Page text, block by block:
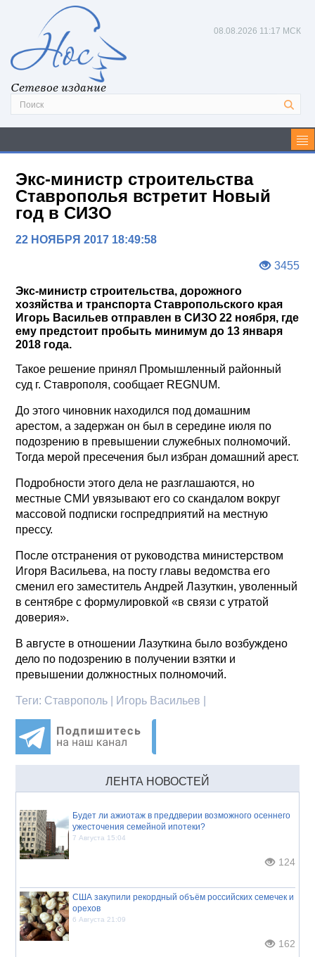
Сетевое издание
08.08.2026 11:17 МСК
Экс-министр строительства
Ставрополья встретит Новый
год в СИЗО
22 НОЯБРЯ 2017 18:49:58
3455
Экс-министр строительства, дорожного
хозяйства и транспорта Ставропольского края
Игорь Васильев отправлен в СИЗО 22 ноября, где
ему предстоит пробыть минимум до 13 января
2018 года.
Такое решение принял Промышленный районный
суд г. Ставрополя, сообщает REGNUM.
До этого чиновник находился под домашним
арестом, а задержан он был в середине июля по
подозрению в превышении служебных полномочий.
Тогда мерой пресечения был избран домашний арест.
Подробности этого дела не разглашаются, но
местные СМИ увязывают его со скандалом вокруг
массовой подписки госпредприятий на местную
прессу.
После отстранения от руководства министерством
Игоря Васильева, на посту главы ведомства его
сменил его заместитель Андрей Лазуткин, уволенный
в сентябре с формулировкой «в связи с утратой
доверия».
В августе в отношении Лазуткина было возбуждено
дело по подозрению в получении взятки и
превышении должностных полномочий.
Теги: Ставрополь | Игорь Васильев |
ЛЕНТА НОВОСТЕЙ
Будет ли ажиотаж в преддверии возможного осеннего
ужесточения семейной ипотеки?
7 Августа 15:04
124
США закупили рекордный объём российских семечек и
орехов
6 Августа 21:09
162